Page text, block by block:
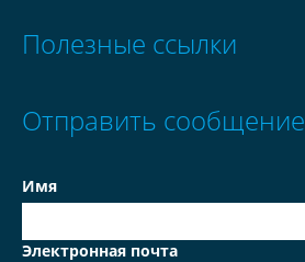
Полезные ссылки
Отправить сообщение
Имя
Электронная почта